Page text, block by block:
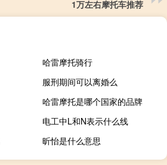
1万左右摩托车推荐
哈雷摩托骑行
服刑期间可以离婚么
哈雷摩托是哪个国家的品牌
电工中L和N表示什么线
昕怡是什么意思